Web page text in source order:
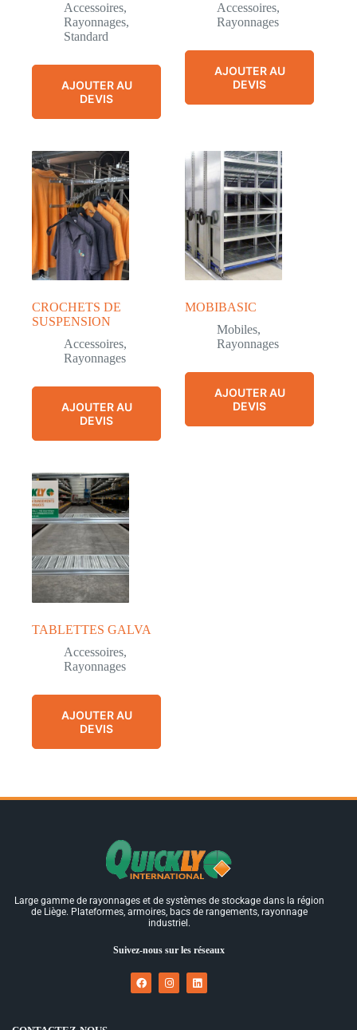
Accessoires,
Rayonnages,
Standard
AJOUTER AU
DEVIS
Accessoires,
Rayonnages
AJOUTER AU
DEVIS
CROCHETS DE
SUSPENSION
Accessoires,
Rayonnages
AJOUTER AU
DEVIS
MOBIBASIC
Mobiles,
Rayonnages
AJOUTER AU
DEVIS
TABLETTES GALVA
Accessoires,
Rayonnages
AJOUTER AU
DEVIS
Large gamme de rayonnages et de systèmes de stockage dans la région
de Liège. Plateformes, armoires, bacs de rangements, rayonnage
industriel.
Suivez-nous sur les réseaux